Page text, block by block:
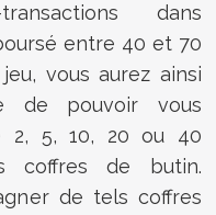
dans
entre 40 et 70
vous aurez ainsi
de pouvoir vous
2, 5, 10, 20 ou 40
coffres de butin.
de tels coffres